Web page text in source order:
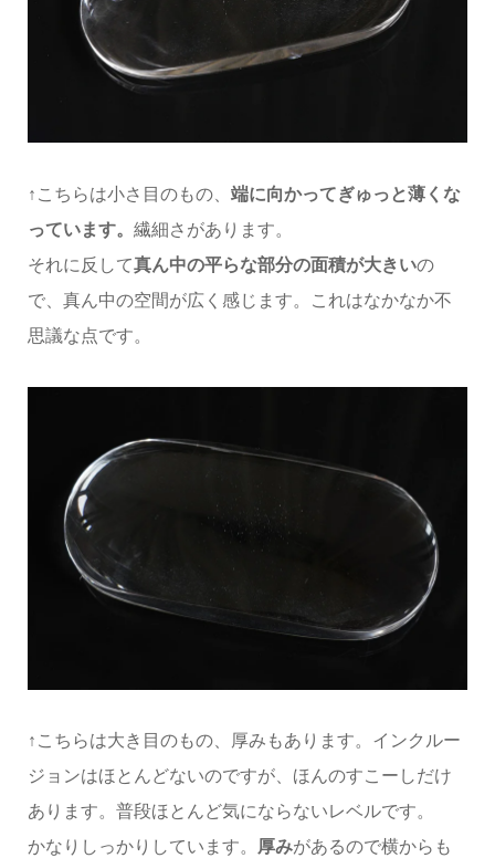
↑こちらは小さ目のもの、 端に向かってぎゅっと薄くな
っています。 繊細さがあります。
それに反して真ん中の平らな部分の面積が大きいの
で、真ん中の空間が広く感じます。これはなかなか不
思議な点です。
↑こちらは大き目のもの、厚みもあります。インクルー
ジョンはほとんどないのですが、ほんのすこーしだけ
あります。普段ほとんど気にならないレベルです。
かなりしっかりしています。
厚みがあるので横からも